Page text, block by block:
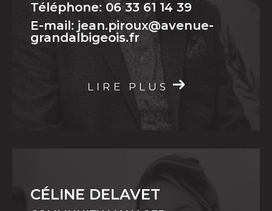
Téléphone: 06 33 61 14 39
E-mail: jean.piroux@avenue-
grandalbigeois.fr
LIRE PLUS
CÉLINE DELAVET